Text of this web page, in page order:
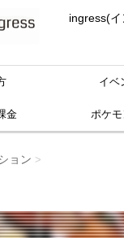
ingress(
イベ
金 ポケ
ョン >